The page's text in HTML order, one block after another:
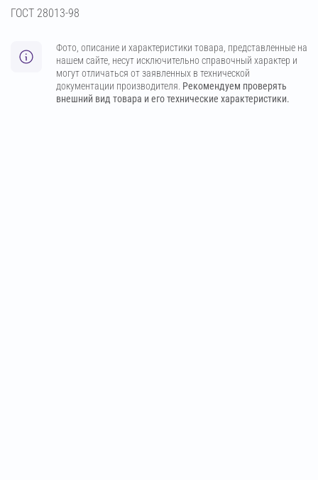
ГОСТ 28013-98
Фото, описание и характеристики товара, представленные на
нашем сайте, несут исключительно справочный характер и
могут отличаться от заявленных в технической
документации производителя. Рекомендуем проверять
внешний вид товара и его технические характеристики.